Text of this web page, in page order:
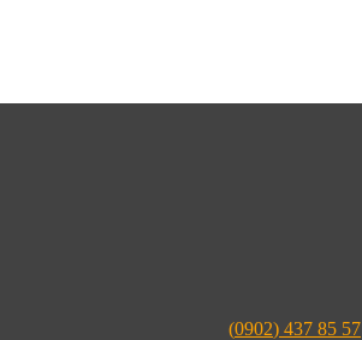
57 85 437 (0902)